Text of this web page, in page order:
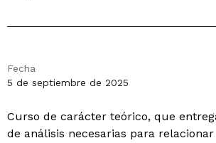
Fecha
5 de septiembre de 2025
Curso de carácter teórico, que
de análisis necesarias para